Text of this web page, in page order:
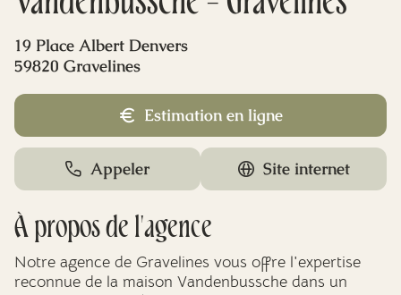
19 Place Albert Denvers
59820 Gravelines
Estimation en ligne
Appeler Site internet
À propos de l'agence
Notre agence de Gravelines vous offre l'expertise
reconnue de la maison Vandenbussche dans un